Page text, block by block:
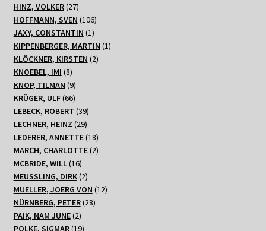
HINZ, VOLKER 2727
Produkte
HOFFMANN, SVEN 106106
Produkte
JAXY, CONSTANTIN 11
Produkt
KIPPENBERGER, MARTIN 11
KLÖCKNER, KIRSTEN 22
KNOEBEL, IMI 88
Produkte
KNOP, TILMAN 99
Produkte
KRÜGER, ULF 6666
Produkte
LEBECK, ROBERT 3939
Produkte
LECHNER, HEINZ 2929
Produkte
LEDERER, ANNETTE 1818
Produkte
MARCH, CHARLOTTE 22
MCBRIDE, WILL 1616
Produkte
MEUSSLING, DIRK 22
Produkte
MUELLER, JOERG VON 1212
NÜRNBERG, PETER 2828
PAIK, NAM JUNE 22
Produkte
POLKE, SIGMAR 1919